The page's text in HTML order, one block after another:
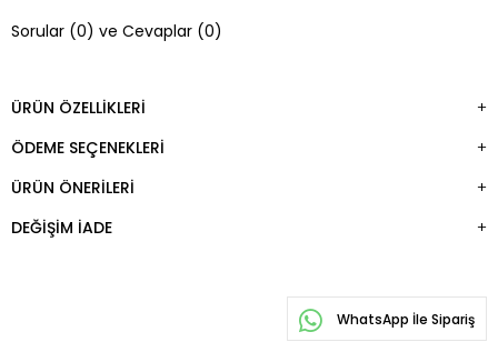
Sorular (0) ve Cevaplar (0)
ÜRÜN ÖZELLIKLERI
ÖDEME SEÇENEKLERI
ÜRÜN ÖNERILERI
DEĞIŞIM İADE
WhatsApp İle Sipariş